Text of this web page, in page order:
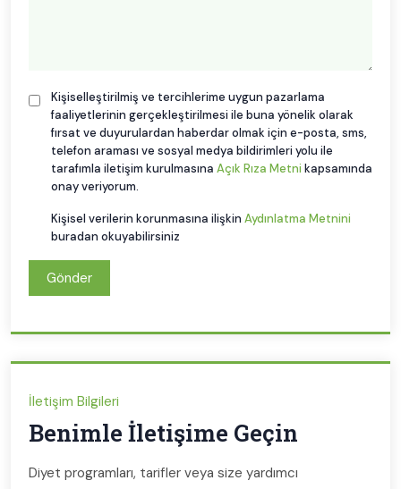
Kişiselleştirilmiş ve tercihlerime uygun pazarlama
faaliyetlerinin gerçekleştirilmesi ile buna yönelik olarak
fırsat ve duyurulardan haberdar olmak için e-posta, sms,
telefon araması ve sosyal medya bildirimleri yolu ile
tarafımla iletişim kurulmasına Açık Rıza Metni kapsamında
onay veriyorum.
Kişisel verilerin korunmasına ilişkin Aydınlatma Metnini
buradan okuyabilirsiniz
Gönder
İletişim Bilgileri
Benimle İletişime Geçin
Diyet programları, tarifler veya size yardımcı